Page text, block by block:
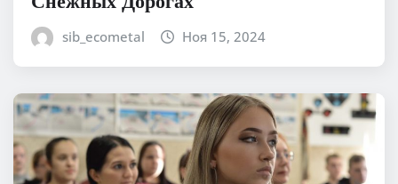
sib_ecometal Ноя 15, 2024